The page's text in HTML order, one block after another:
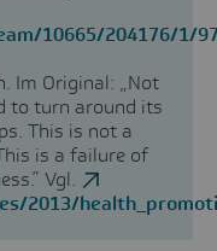
10665/204176/1/
Im Original: „Not
to turn around its
This is not a
is a failure of
Vgl.
2013/